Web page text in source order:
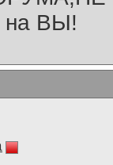
на ВЫ!